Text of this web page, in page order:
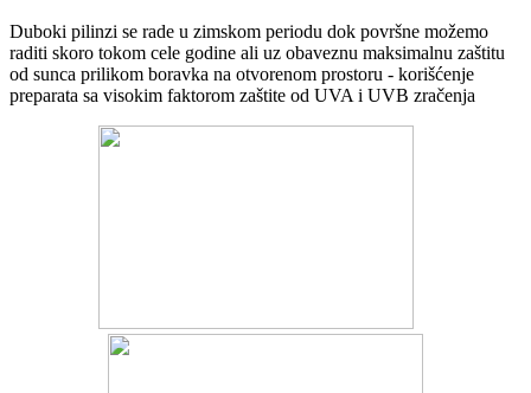
Duboki pilinzi se rade u zimskom periodu dok površne možemo
raditi skoro tokom cele godine ali uz obaveznu maksimalnu zaštitu
od sunca prilikom boravka na otvorenom prostoru - korišćenje
preparata sa visokim faktorom zaštite od UVA i UVB zračenja